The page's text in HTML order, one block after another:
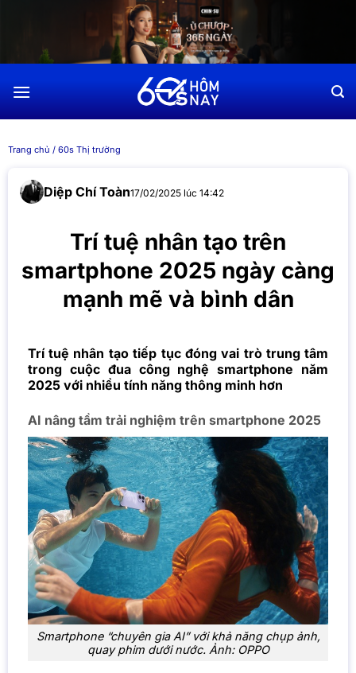
dung
Trang chủ / 60s Thị trường
Diệp Chí Toàn17/02/2025 lúc 14:42
Trí tuệ nhân tạo trên
smartphone 2025 ngày càng
mạnh mẽ và bình dân
Trí tuệ nhân tạo tiếp tục đóng vai trò trung tâm
trong cuộc đua công nghệ smartphone năm
2025 với nhiều tính năng thông minh hơn
AI nâng tầm trải nghiệm trên smartphone 2025
Smartphone “chuyên gia AI” với khả năng chụp ảnh,
quay phim dưới nước. Ảnh: OPPO